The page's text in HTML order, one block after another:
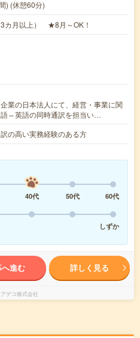
) (休憩60分)
3カ月以上） ★8月～OK！
業の日本法人にて、経営・事業に関
語⇔英語の同時通訳を担当い…
の高い実務経験のある方
40代 50代
60代
しずか
へ進む 詳しく見る
アデコ株式会社